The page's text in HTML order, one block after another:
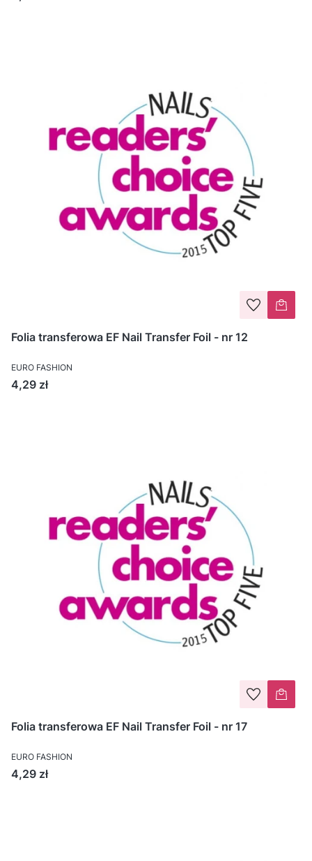
Folia transferowa EF Nail Transfer Foil - nr 12
EURO FASHION
Cena
4,29 zł
Folia transferowa EF Nail Transfer Foil - nr 17
EURO FASHION
Cena
4,29 zł